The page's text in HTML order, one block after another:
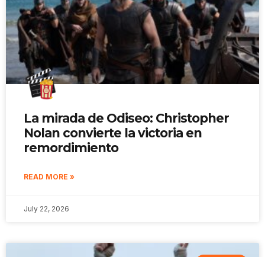
La mirada de Odiseo: Christopher
Nolan convierte la victoria en
remordimiento
READ MORE »
July 22, 2026